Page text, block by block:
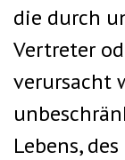
die durch
Vertreter
verursacht
Lebens,